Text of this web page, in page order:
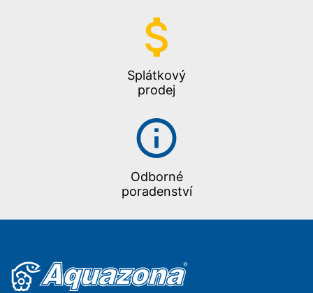
Splátkový
prodej
Odborné
poradenství